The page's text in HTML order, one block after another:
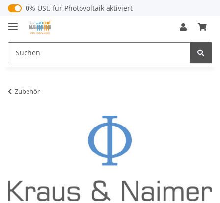
0% USt. für Betreiber der Anlage gem. § 12 Abs. 3 UStG
0% USt. für Photovoltaik aktiviert
Zubehör